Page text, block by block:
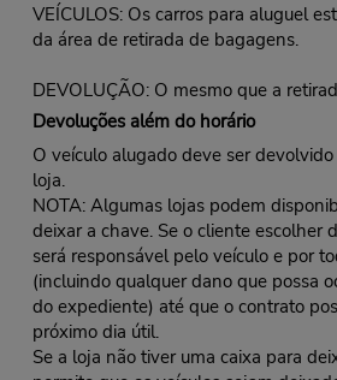
VEÍCULOS: Os carros para aluguel
da área de retirada de bagagens.
DEVOLUÇÃO: O mesmo que a
Devoluções além do horário
O veículo alugado deve ser
loja.
NOTA: Algumas lojas podem
deixar a chave. Se o cliente escolher
será responsável pelo veículo e por
(incluindo qualquer dano que possa
do expediente) até que o contrato
próximo dia útil.
Se a loja não tiver uma caixa para